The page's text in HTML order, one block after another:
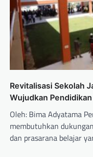
Revitalisasi Sekolah
Wujudkan
Oleh: Bima Adyatama
membutuhkan
dan prasarana belajar